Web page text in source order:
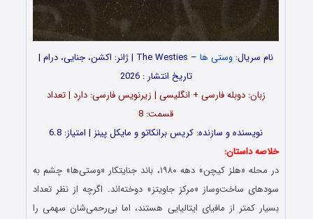
نام سریال: وستی ها
– The Westies | ژانر: اکشن، جنایی، درام |
تاریخ انتشار : 2026
زبان: دوبله فارسی + انگلیسی | زیرنویس فارسی: دارد | تعداد
قسمت: 8
نویسنده و سازنده: کریس برانکاتو و مایکل پینز | امتیاز: 6.8
خلاصه داستان:
در محله «هلز کیچن» دهه ۱۹۸۰، باند جنایتکار «وستی‌ها» چشم به
سودهای ساخت‌وساز «مرکز جاویتز» دوخته‌اند. اگرچه از نظر تعداد
بسیار کمتر از مافیای ایتالیایی هستند، اما بی‌رحمی‌شان سهمی را